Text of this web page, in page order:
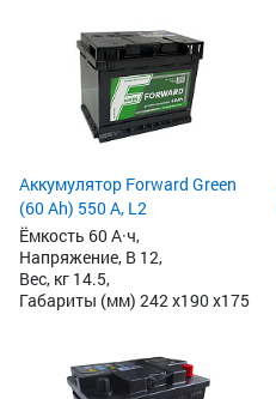
Аккумулятор Forward Green
(60 Ah) 550 А, L2
Ёмкость 60 А·ч,
Напряжение, В 12,
Вес, кг 14.5,
Габариты (мм) 242 x190 x175